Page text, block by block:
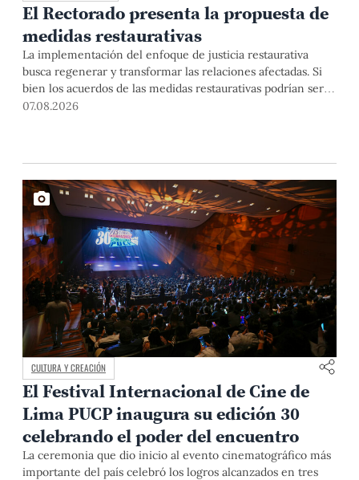
El Rectorado presenta la propuesta de
medidas restaurativas
La implementación del enfoque de justicia restaurativa
busca regenerar y transformar las relaciones afectadas. Si
bien los acuerdos de las medidas restaurativas podrían ser
considerados por las instancias disciplinarias, este proceso
07.08.2026
CULTURA Y CREACIÓN
El Festival Internacional de Cine de
Lima PUCP inaugura su edición 30
celebrando el poder del encuentro
La ceremonia que dio inicio al evento cinematográfico más
importante del país celebró los logros alcanzados en tres